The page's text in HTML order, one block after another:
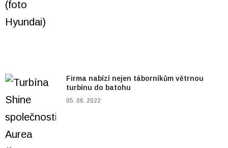
Firma nabízí nejen táborníkům větrnou
turbínu do batohu
05. 06. 2022